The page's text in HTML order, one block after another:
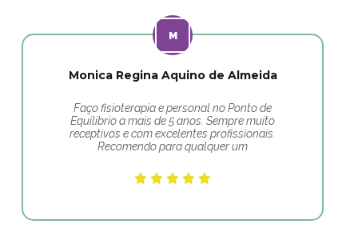
Monica Regina Aquino de Almeida
Faço fisioterapia e personal no Ponto de
Equilibrio a mais de 5 anos. Sempre muito
receptivos e com excelentes profissionais.
Recomendo para qualquer um